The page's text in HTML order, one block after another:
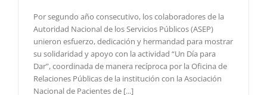
Por segundo año consecutivo, los colaboradores de la
Autoridad Nacional de los Servicios Públicos (ASEP)
unieron esfuerzo, dedicación y hermandad para mostrar
su solidaridad y apoyo con la actividad “Un Día para
Dar”, coordinada de manera recíproca por la Oficina de
Relaciones Públicas de la institución con la Asociación
Nacional de Pacientes de [...]